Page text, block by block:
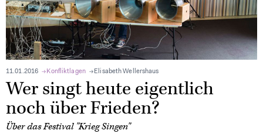
11.01.2016 Konfliktlagen Elisabeth Wellershaus
Wer singt heute eigentlich
noch über Frieden?
Über das Festival "Krieg Singen"